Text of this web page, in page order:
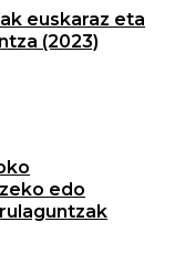
euskaraz eta
(2023)
edo